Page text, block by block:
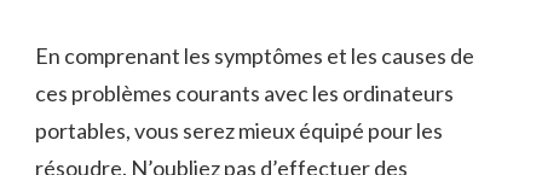
En comprenant les symptômes et les causes de
ces problèmes courants avec les ordinateurs
portables, vous serez mieux ⁤équipé pour les
résoudre. N’oubliez pas d’effectuer des